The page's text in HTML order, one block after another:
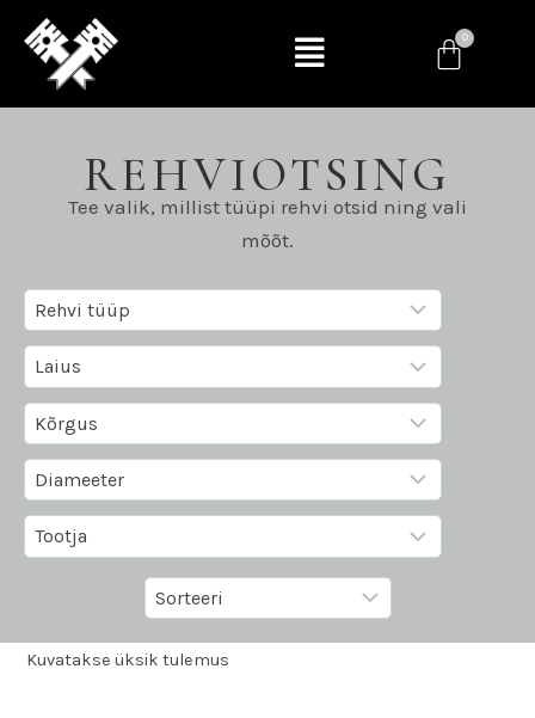
REHVIOTSING
Tee valik, millist tüüpi rehvi otsid ning vali
mõõt.
Kuvatakse üksik tulemus